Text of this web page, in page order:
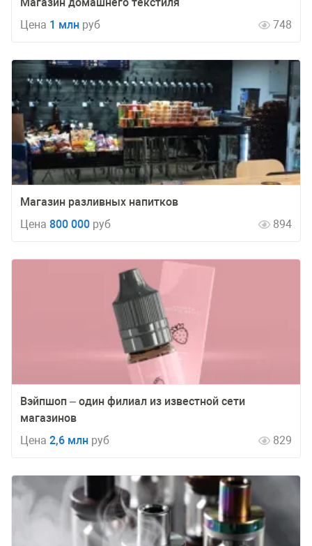
Магазин домашнего текстиля
Цена 1 млн руб 748
Магазин разливных напитков
Цена 800 000 руб 894
Вэйпшоп – один филиал из известной сети
магазинов
Цена 2,6 млн руб 829